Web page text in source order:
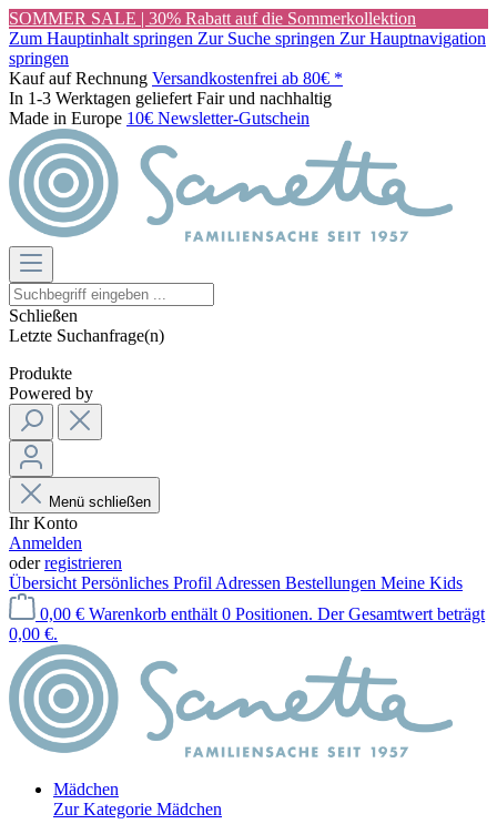
SOMMER SALE | 30% Rabatt auf die Sommerkollektion
Zum Hauptinhalt springen Zur Suche springen Zur Hauptnavigation
springen
Kauf auf Rechnung Versandkostenfrei ab 80€ *
In 1-3 Werktagen geliefert Fair und nachhaltig
Made in Europe 10€ Newsletter-Gutschein
Schließen
Letzte Suchanfrage(n)
Produkte
Powered by
Menü schließen
Ihr Konto
Anmelden
oderregistrieren
Übersicht Persönliches Profil Adressen Bestellungen Meine Kids
0,00 € Warenkorb enthält 0 Positionen. Der Gesamtwert beträgt
0,00 €.
Mädchen
Zur Kategorie Mädchen